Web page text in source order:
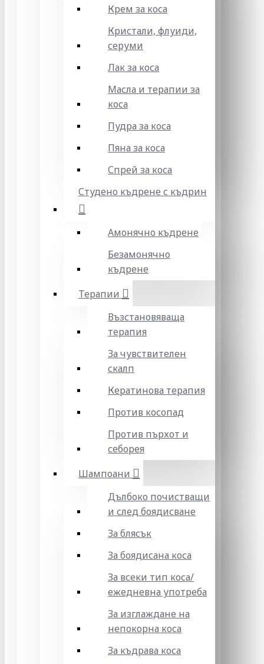
Крем за коса
Кристали, флуиди,
серуми
Лак за коса
Масла и терапии за
коса
Пудра за коса
Пяна за коса
Спрей за коса
Студено къдрене с къдрин
Амонячно къдрене
Безамонячно
къдрене
Терапии
Възстановяваща
терапия
За чувствителен
скалп
Кератинова терапия
Против косопад
Против пърхот и
себорея
Шампоани
Дълбоко почистващи
и след боядисване
За блясък
За боядисана коса
За всеки тип коса/
ежедневна употреба
За изглаждане на
непокорна коса
За къдрава коса